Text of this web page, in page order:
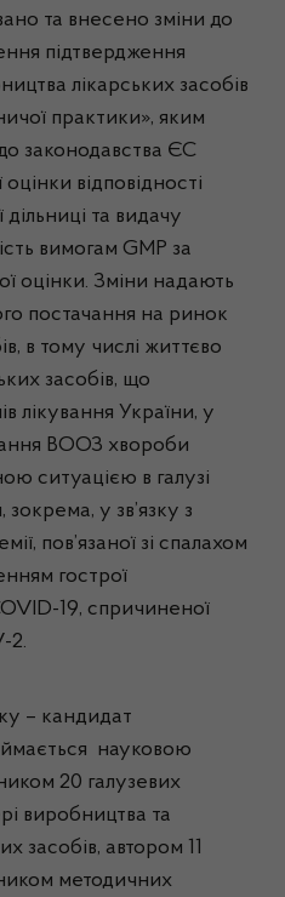
та внесено зміни до
підтвердження
лікарських засобів
практики», яким
законодавства ЄС
відповідності
та видачу
вимогам GMP за
оцінки. Зміни надають
постачання на ринок
в тому числі життєво
засобів, що
лікування України, у
ВООЗ хвороби
ситуацією в галузі
зокрема, у зв’язку з
пов’язаної зі спалахом
гострої
19, спричиненої
2.
– кандидат
науковою
20 галузевих
виробництва та
засобів, автором 11
методичних